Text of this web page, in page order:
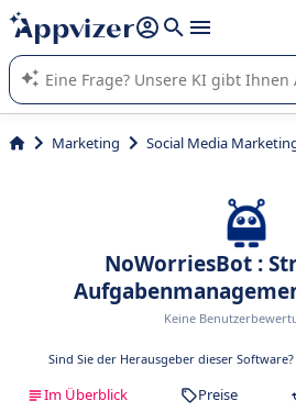
beantworten (mehrere Zeilen mit
Die KI von Appvizer führt Sie bei der
von SaaS-Software in Unternehmen.
Marketing Social Media
NoWorriesBot :
Keine
Sind Sie der Herausgeber dieser Software?
Im Überblick Preise